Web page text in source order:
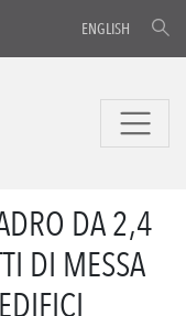
ENGLISH
DA 2,4
DI MESSA